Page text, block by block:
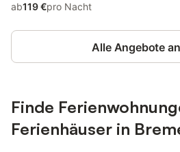
ab119 €pro Nacht
Alle Angebote
Finde
Ferienhäuser in